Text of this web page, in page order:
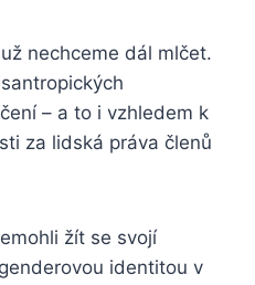
nechceme dál mlčet.
– a to i vzhledem k
za lidská práva členů
žít se svojí
identitou v